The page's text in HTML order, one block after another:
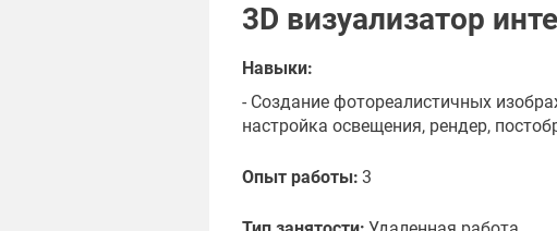
3D визуализатор
Навыки:
- Создание фотореалистичных
настройка освещения, рендер,
Опыт работы: 3